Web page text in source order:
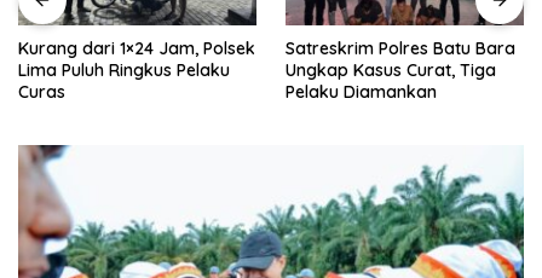
Kurang dari 1×24 Jam, Polsek
Lima Puluh Ringkus Pelaku
Curas
Satreskrim Polres Batu Bara
Ungkap Kasus Curat, Tiga
Pelaku Diamankan